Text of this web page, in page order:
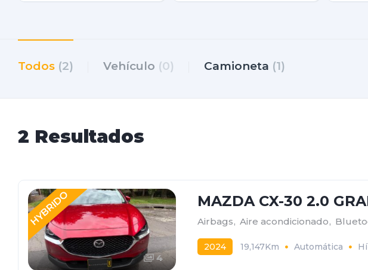
Todos (2) Vehículo (0) Camioneta (1)
2 Resultados
HYBRIDO
4
MAZDA CX-30 2.0
Airbags, Aire acondicionado,
2024 19,147Km Automática